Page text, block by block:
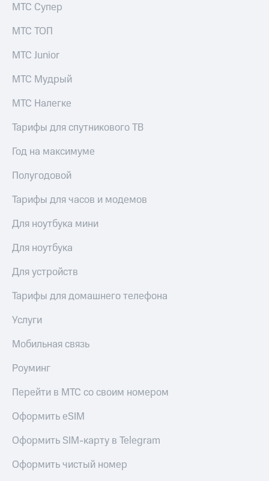
МТС Супер
МТС ТОП
МТС Junior
МТС Мудрый
МТС Налегке
Тарифы для спутникового ТВ
Год на максимуме
Полугодовой
Тарифы для часов и модемов
Для ноутбука мини
Для ноутбука
Для устройств
Тарифы для домашнего телефона
Услуги
Мобильная связь
Роуминг
Перейти в МТС со своим номером
Оформить eSIM
Оформить SIM-карту в Telegram
Оформить чистый номер